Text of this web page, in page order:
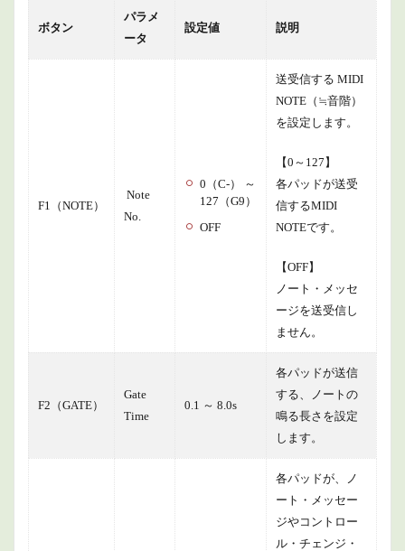
ボタン
パラメ
ータ
設定値 説明
F1（NOTE）
Note
No.
0（C-） ～
127（G9）
OFF
送受信する MIDI
NOTE（≒音階）
を設定します。
【0～127】
各パッドが送受
信するMIDI
NOTEです。
【OFF】
ノート・メッセ
ージを送受信し
ません。
F2（GATE）
Gate
Time
0.1 ～ 8.0s
各パッドが送信
する、ノートの
鳴る長さを設定
します。
各パッドが、ノ
ート・メッセー
ジやコントロー
ル・チェンジ・